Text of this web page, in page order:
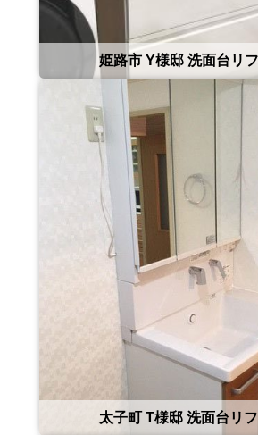
姫路市 Y様邸 洗面台リ
太子町 T様邸 洗面台リ